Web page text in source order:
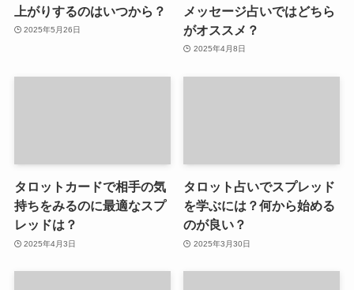
上がりするのはいつから？
2025年5月26日
メッセージ占いではどちら
がオススメ？
2025年4月8日
タロットカードで相手の気
持ちをみるのに最適なスプ
レッドは？
2025年4月3日
タロット占いでスプレッド
を学ぶには？何から始める
のが良い？
2025年3月30日